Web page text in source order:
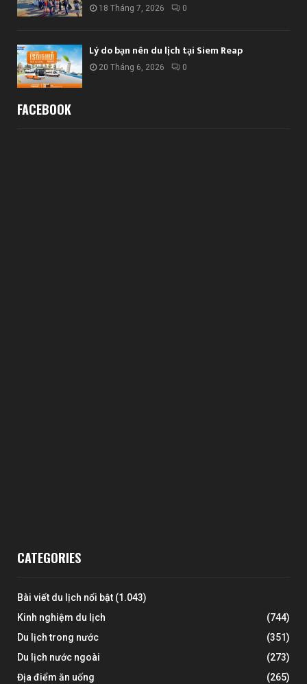
18 Tháng 7, 2026 0
Lý do bạn nên du lịch tại Siem Reap
20 Tháng 6, 2026 0
FACEBOOK
CATEGORIES
Bài viết du lịch nổi bật (1.043)
Kinh nghiệm du lịch
(744)
Du lịch trong nước
(351)
Du lịch nước ngoài
(273)
Địa điểm ăn uống
(265)